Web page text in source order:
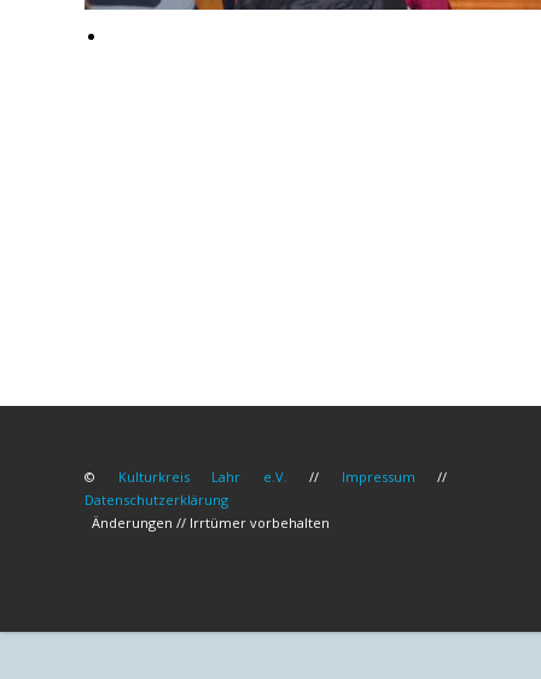
© Kulturkreis Lahr e.V. // Impressum //
Datenschutzerklärung
Änderungen // Irrtümer vorbehalten